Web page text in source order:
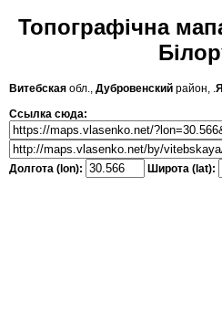
Топографічна
Витебская обл., Дубровенский район, .
Ссылка сюда:
Долгота (lon): Широта (lat):